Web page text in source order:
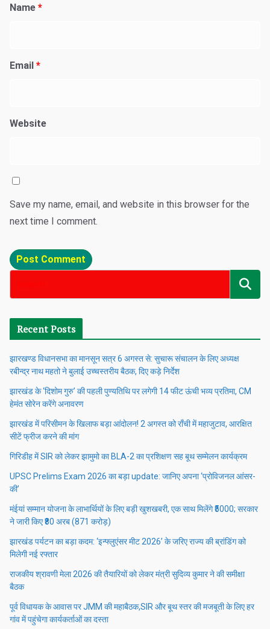
Name *
Email *
Website
Save my name, email, and website in this browser for the
next time I comment.
Recent Posts
झारखण्ड विधानसभा का मानसून सत्र 6 अगस्त से: सुचारू संचालन के लिए अध्यक्ष
रबीन्द्र नाथ महतो ने बुलाई उच्चस्तरीय बैठक, दिए कड़े निर्देश
झारखंड के ‘दिशोम गुरु’ की पहली पुण्यतिथि पर लगेगी 14 फीट ऊंची भव्य प्रतिमा, CM
हेमंत सोरेन करेंगे अनावरण
झारखंड में परिसीमन के खिलाफ बड़ा आंदोलन! 2 अगस्त को राँची में महाजुटाव, आरक्षित
सीटें फ्रीज करने की मांग
गिरिडीह में SIR को लेकर झामुमो का BLA-2 का प्रशिक्षण सह बूथ सम्मेलन कार्यक्रम
UPSC Prelims Exam 2026 का बड़ा update: जानिए अपना ‘प्रोविजनल आंसर-
की’
मंईयां सम्मान योजना के लाभार्थियों के लिए बड़ी खुशखबरी, एक साथ मिलेंगे ₹5000; सरकार
ने जारी किए ₹80 अरब (871 करोड़)
झारखंड पर्यटन का बड़ा कदम: ‘इन्फ्लुएंसर मीट 2026’ के जरिए राज्य की ब्रांडिंग को
मिलेगी नई रफ्तार
राजकीय श्रावणी मेला 2026 की तैयारियों को लेकर मंत्री सुदिव्य कुमार ने की समीक्षा
बैठक
पूर्व विधायक के आवास पर JMM की महाबैठक,SIR और बूथ स्तर की मजबूती के लिए हर
गांव में पहुंचेगा कार्यकर्ताओं का दस्ता